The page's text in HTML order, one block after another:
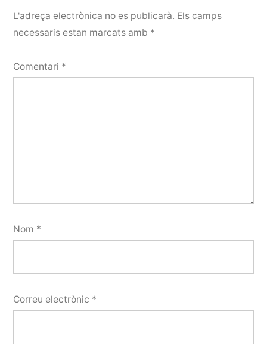
L'adreça electrònica no es publicarà. Els camps
necessaris estan marcats amb *
Comentari *
Nom *
Correu electrònic *